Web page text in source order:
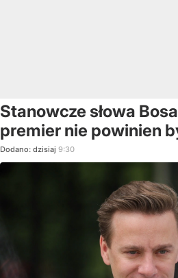
Stanowcze słowa
premier nie powinien
Dodano: dzisiaj 9:30